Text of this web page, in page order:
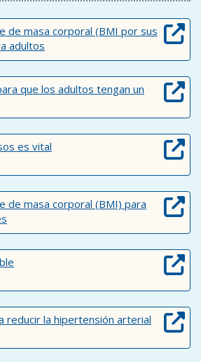
de masa corporal (BMI por sus
adultos
que los adultos tengan un
es vital
de masa corporal (BMI) para
reducir la hipertensión arterial